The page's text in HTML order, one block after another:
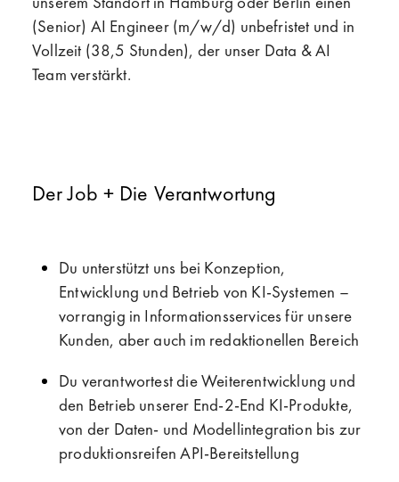
(Senior) AI Engineer (m/w/d) unbefristet und in
Vollzeit (38,5 Stunden), der unser Data & AI
Team verstärkt.
Der Job + Die Verantwortung
Du unterstützt uns bei Konzeption,
Entwicklung und Betrieb von KI-Systemen –
vorrangig in Informationsservices für unsere
Kunden, aber auch im redaktionellen Bereich
Du verantwortest die Weiterentwicklung und
den Betrieb unserer End-2-End KI-Produkte,
von der Daten- und Modellintegration bis zur
produktionsreifen API-Bereitstellung